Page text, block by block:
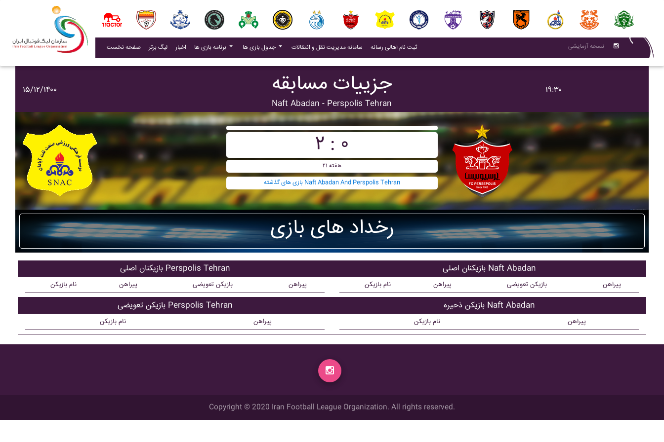
صفحه نخست لیگ برتر اخبار(current) برنامه بازی ها جدول بازی ها سامانه مدیریت نقل و انتقالات (current)
ثبت نام اهالی رسانه(current) نسحه آزمایشی
۱۵/۱۲/۱۴۰۰ جزییات مسابقه
Naft Abadan - Perspolis Tehran
۱۹:۳۰
۲ : ۰
هفته ۲۱
بازی های گذشته Naft Abadan And Perspolis Tehran
رخداد های بازی
بازیکنان اصلی Perspolis Tehran
نام بازیکن پیراهن بازیکن تعویضی پیراهن
بازیکن تعویضی Perspolis Tehran
نام بازیکن پیراهن
بازیکنان اصلی Naft Abadan
نام بازیکن پیراهن بازیکن تعویضی پیراهن
بازیکن ذحیره Naft Abadan
نام بازیکن پیراهن
Copyright © 2020 Iran Football League Organization. All rights reserved.